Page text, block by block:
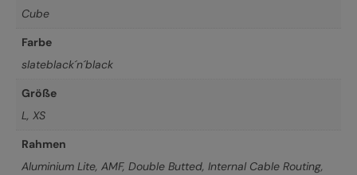
Cube
Farbe
slateblack´n´black
Größe
L, XS
Rahmen
Aluminium Lite, AMF, Double Butted, Internal Cable Routing,